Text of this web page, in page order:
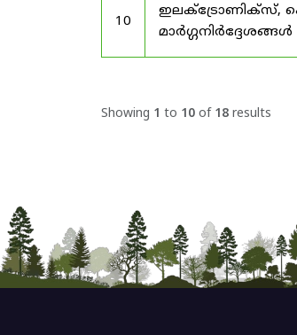
10
ഇലക്‌ട്രോണിക്‌സ്,
Showing 1 to 10 of 18 results